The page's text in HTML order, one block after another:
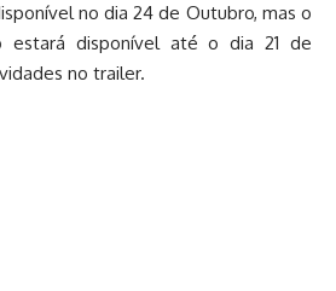
no dia 24 de Outubro, mas o
estará disponível até o dia 21 de
no trailer.